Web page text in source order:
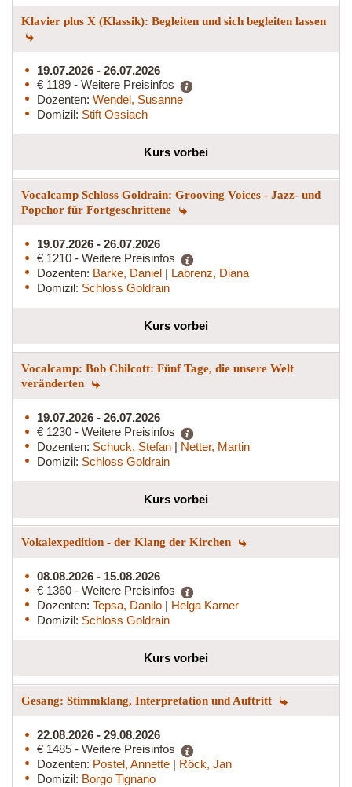
Klavier plus X (Klassik): Begleiten und sich begleiten lassen
19.07.2026 - 26.07.2026
€ 1189 - Weitere Preisinfos
Dozenten: Wendel, Susanne
Domizil: Stift Ossiach
Kurs vorbei
Vocalcamp Schloss Goldrain: Grooving Voices - Jazz- und
Popchor für Fortgeschrittene
19.07.2026 - 26.07.2026
€ 1210 - Weitere Preisinfos
Dozenten: Barke, Daniel | Labrenz, Diana
Domizil: Schloss Goldrain
Kurs vorbei
Vocalcamp: Bob Chilcott: Fünf Tage, die unsere Welt
veränderten
19.07.2026 - 26.07.2026
€ 1230 - Weitere Preisinfos
Dozenten: Schuck, Stefan | Netter, Martin
Domizil: Schloss Goldrain
Kurs vorbei
Vokalexpedition - der Klang der Kirchen
08.08.2026 - 15.08.2026
€ 1360 - Weitere Preisinfos
Dozenten: Tepsa, Danilo | Helga Karner
Domizil: Schloss Goldrain
Kurs vorbei
Gesang: Stimmklang, Interpretation und Auftritt
22.08.2026 - 29.08.2026
€ 1485 - Weitere Preisinfos
Dozenten: Postel, Annette | Röck, Jan
Domizil: Borgo Tignano